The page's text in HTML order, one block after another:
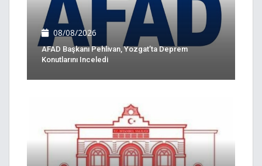
08/08/2026
AFAD Başkanı Pehlivan, Yozgat’ta Deprem
Konutlarını Inceledi